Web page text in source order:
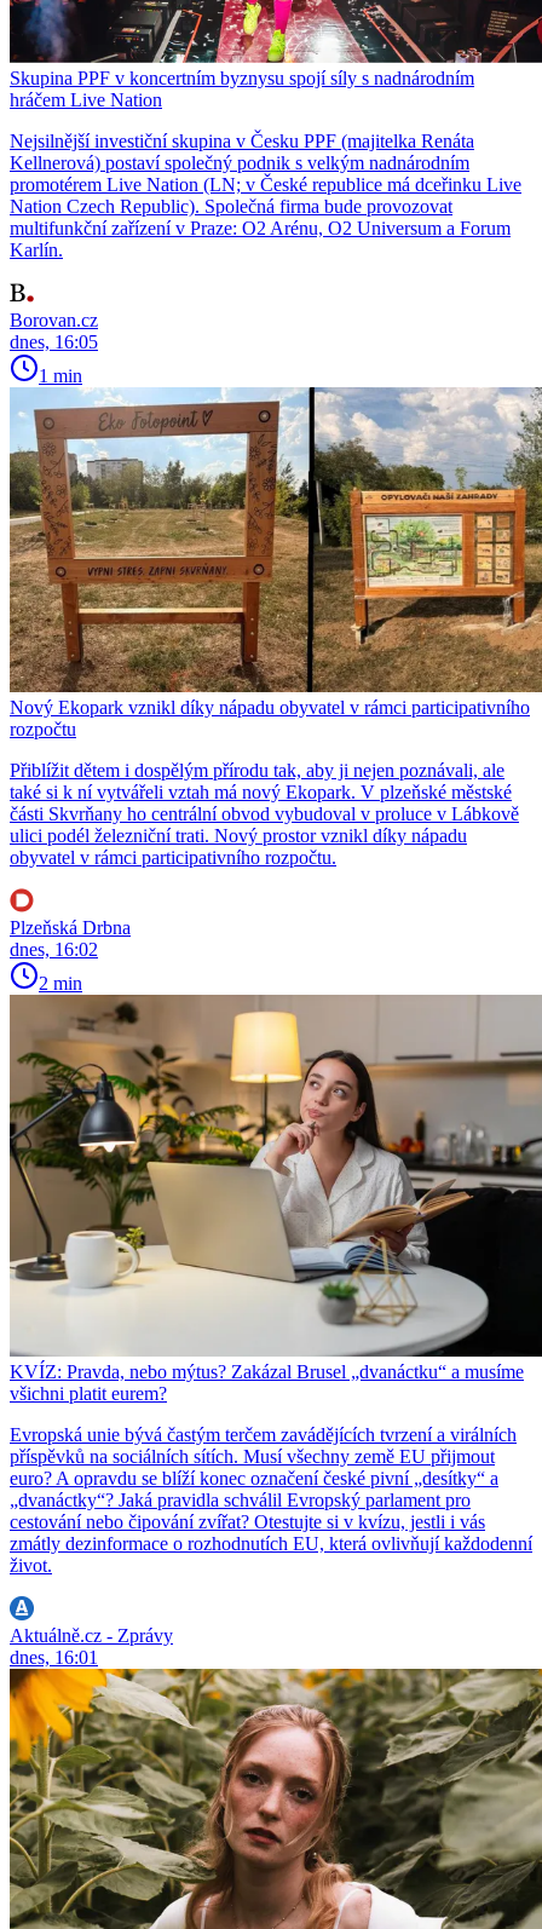
Skupina PPF v koncertním byznysu spojí síly s nadnárodním
hráčem Live Nation
Nejsilnější investiční skupina v Česku PPF (majitelka Renáta
Kellnerová) postaví společný podnik s velkým nadnárodním
promotérem Live Nation (LN; v České republice má dceřinku Live
Nation Czech Republic). Společná firma bude provozovat
multifunkční zařízení v Praze: O2 Arénu, O2 Universum a Forum
Karlín.
Borovan.cz
dnes, 16:05
1 min
Nový Ekopark vznikl díky nápadu obyvatel v rámci participativního
rozpočtu
Přiblížit dětem i dospělým přírodu tak, aby ji nejen poznávali, ale
také si k ní vytvářeli vztah má nový Ekopark. V plzeňské městské
části Skvrňany ho centrální obvod vybudoval v proluce v Lábkově
ulici podél železniční trati. Nový prostor vznikl díky nápadu
obyvatel v rámci participativního rozpočtu.
Plzeňská Drbna
dnes, 16:02
2 min
KVÍZ: Pravda, nebo mýtus? Zakázal Brusel „dvanáctku“ a musíme
všichni platit eurem?
Evropská unie bývá častým terčem zavádějících tvrzení a virálních
příspěvků na sociálních sítích. Musí všechny země EU přijmout
euro? A opravdu se blíží konec označení české pivní „desítky“ a
„dvanáctky“? Jaká pravidla schválil Evropský parlament pro
cestování nebo čipování zvířat? Otestujte si v kvízu, jestli i vás
zmátly dezinformace o rozhodnutích EU, která ovlivňují každodenní
život.
Aktuálně.cz - Zprávy
dnes, 16:01